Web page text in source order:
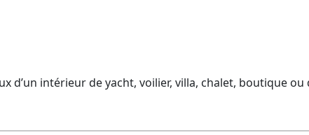
d’un intérieur de yacht, voilier, villa, chalet, boutique